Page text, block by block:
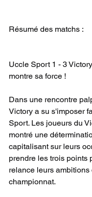
Résumé des matchs :
Uccle Sport 1 - 3
montre sa force !
Dans une rencontre
Victory a su s'imposer
Sport. Les joueurs du
montré une
capitalisant sur leurs
prendre les trois points
relance leurs ambitions
championnat.